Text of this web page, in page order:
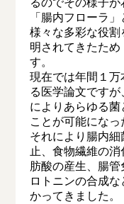
るのでその様子
「腸内フローラ
様々な多彩な役
明されてきたため
す。
現在では年間１
る医学論文です
によりあらゆる
ことが可能になっ
それにより腸内
止、食物繊維の
肪酸の産生、腸
ロトニンの合成
かってきました。